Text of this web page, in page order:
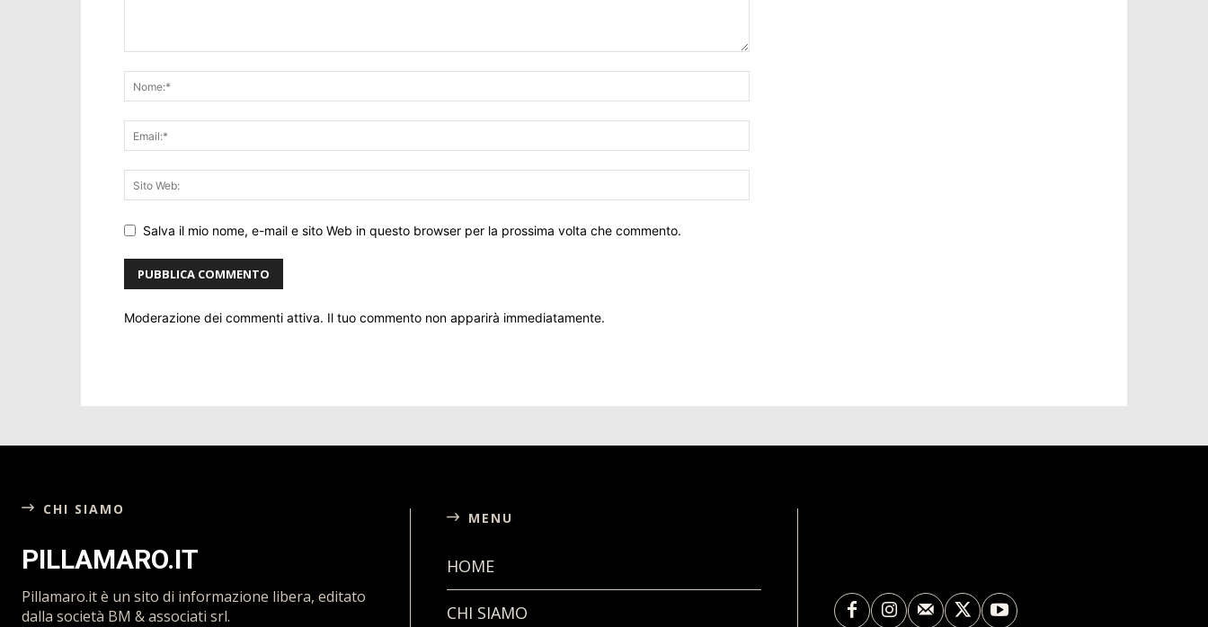
Salva il mio nome, e-mail e sito Web in questo browser per la prossima volta che commento.
Moderazione dei commenti attiva. Il tuo commento non apparirà immediatamente.
CHI SIAMO
PILLAMARO.IT
Pillamaro.it è un sito di informazione libera, editato
dalla società BM & associati srl.
MENU
HOME
CHI SIAMO